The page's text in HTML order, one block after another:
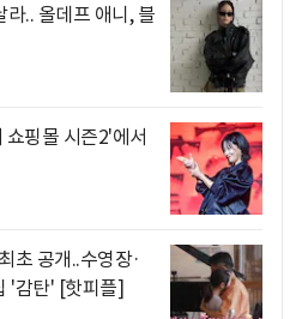
.. 올데프 애니, 블
핑몰 시즌2'에서
초 공개..수영장·
'감탄' [핫피플]